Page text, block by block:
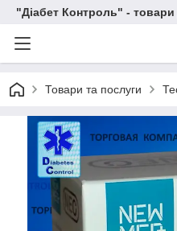
"Діабет Контроль" -
Товари та послуги